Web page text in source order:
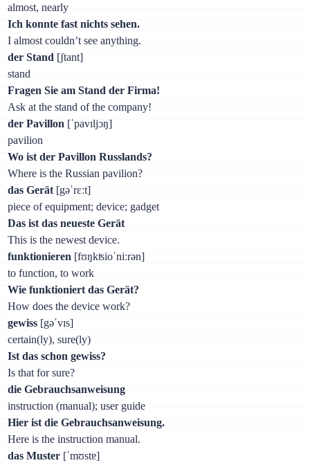
almost, nearly
Ich konnte fast nichts sehen.
I almost couldn’t see anything.
der Stand [ʃtant]
stand
Fragen Sie am Stand der Firma!
Ask at the stand of the company!
der Pavillon [ˈpavɪljɔŋ]
pavilion
Wo ist der Pavillon Russlands?
Where is the Russian pavilion?
das Gerät [gəˈrɛːt]
piece of equipment; device; gadget
Das ist das neueste Gerät
This is the newest device.
funktionieren [fʊŋkʦioˈniːrən]
to function, to work
Wie funktioniert das Gerät?
How does the device work?
gewiss [gəˈvɪs]
certain(ly), sure(ly)
Ist das schon gewiss?
Is that for sure?
die Gebrauchsanweisung
instruction (manual); user guide
Hier ist die Gebrauchsanweisung.
Here is the instruction manual.
das Muster [ˈmʊstɐ]